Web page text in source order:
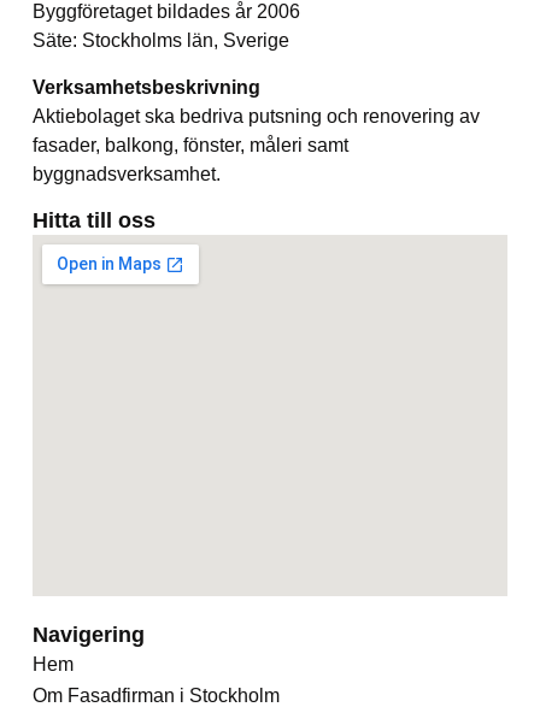
Byggföretaget bildades år 2006
Säte: Stockholms län, Sverige
Verksamhetsbeskrivning
Aktiebolaget ska bedriva putsning och renovering av
fasader, balkong, fönster, måleri samt
byggnadsverksamhet.
Hitta till oss
Navigering
Hem
Om Fasadfirman i Stockholm